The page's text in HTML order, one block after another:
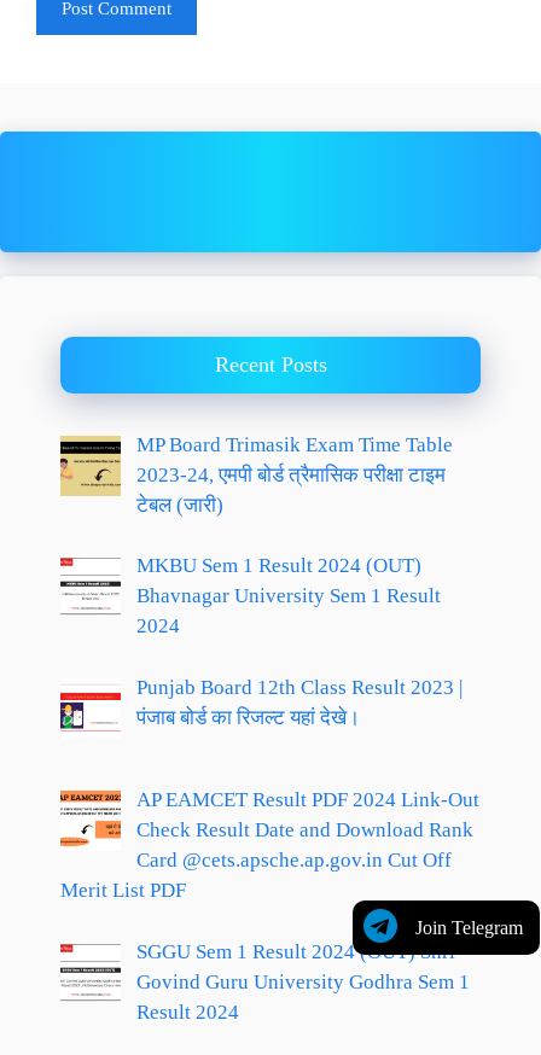
Join Telegram
Recent Posts
MP Board Trimasik Exam Time Table
2023-24, एमपी बोर्ड त्रैमासिक परीक्षा टाइम
टेबल (जारी)
MKBU Sem 1 Result 2024 (OUT)
Bhavnagar University Sem 1 Result
2024
Punjab Board 12th Class Result 2023 |
पंजाब बोर्ड का रिजल्ट यहां देखे।
AP EAMCET Result PDF 2024 Link-Out
Check Result Date and Download Rank
Card @cets.apsche.ap.gov.in Cut Off
Merit List PDF
SGGU Sem 1 Result 2024 (OUT) Shri
Govind Guru University Godhra Sem 1
Result 2024